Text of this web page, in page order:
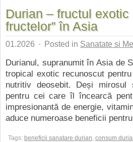
Durian – fructul exotic
fructelor” în Asia
01.2026 · Posted in Sanatate si
Durianul, supranumit în Asia de
tropical exotic recunoscut
nutritiv deosebit. Deși mirosul
pentru cei care îl încearcă
impresionantă de energie,
aduce numeroase beneficii
Tags: beneficii sanatare durian, consum